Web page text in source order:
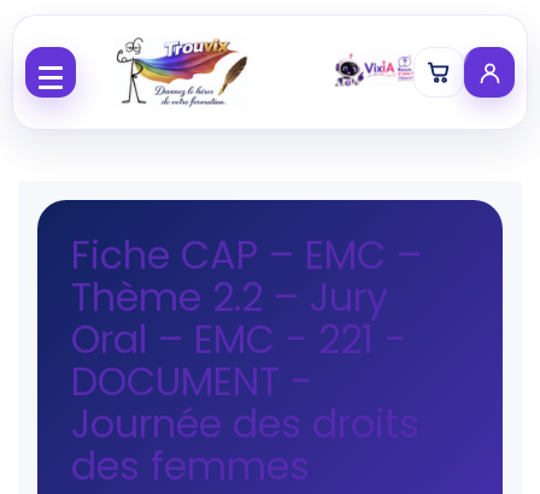
Fiche CAP – EMC –
Thème 2.2 – Jury
Oral – EMC - 221 -
DOCUMENT -
Journée des droits
des femmes